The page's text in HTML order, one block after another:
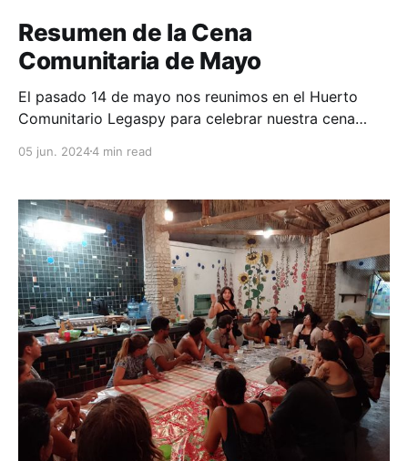
Resumen de la Cena
Comunitaria de Mayo
El pasado 14 de mayo nos reunimos en el Huerto
Comunitario Legaspy para celebrar nuestra cena
mucha comida deliciosa 🥙, más de veinte agentes de
necesidades, habilidades, saberes y recursos
materiales de la comunidad 🌱. La motivación de
hacer
05 jun. 20244 min read